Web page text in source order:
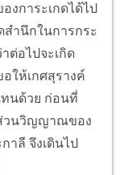
การะเกดได้ไป
ำนึกในการกระ
ต่อไปจะเกิด
ให้เกศสุรางค์
ทนด้วย ก่อนที่
วนวิญญาณของ
าลี จึงเดินไป